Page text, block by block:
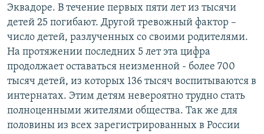
Эквадоре. В течение первых пяти лет из тысячи
детей 25 погибают. Другой тревожный фактор –
число детей, разлученных со своими родителями.
На протяжении последних 5 лет эта цифра
продолжает оставаться неизменной - более 700
тысяч детей, из которых 136 тысяч воспитываются в
интернатах. Этим детям невероятно трудно стать
полноценными жителями общества. Так же для
половины из всех зарегистрированных в России